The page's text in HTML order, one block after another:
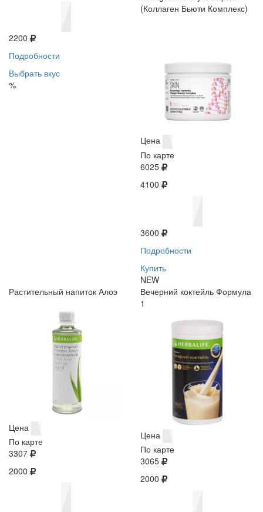
2200
Подробности
Выбрать вкус
%
(Коллаген Бьюти Комплекс)
Цена
По карте
6025
4100
3600
Подробности
Купить
NEW
Растительный напиток Алоэ
Цена
По карте
3307
2000
Вечерний коктейль Формула
1
Цена
По карте
3065
2000